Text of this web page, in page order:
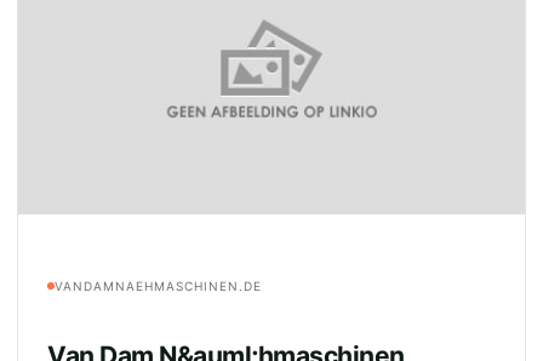
VANDAMNAEHMASCHINEN.DE